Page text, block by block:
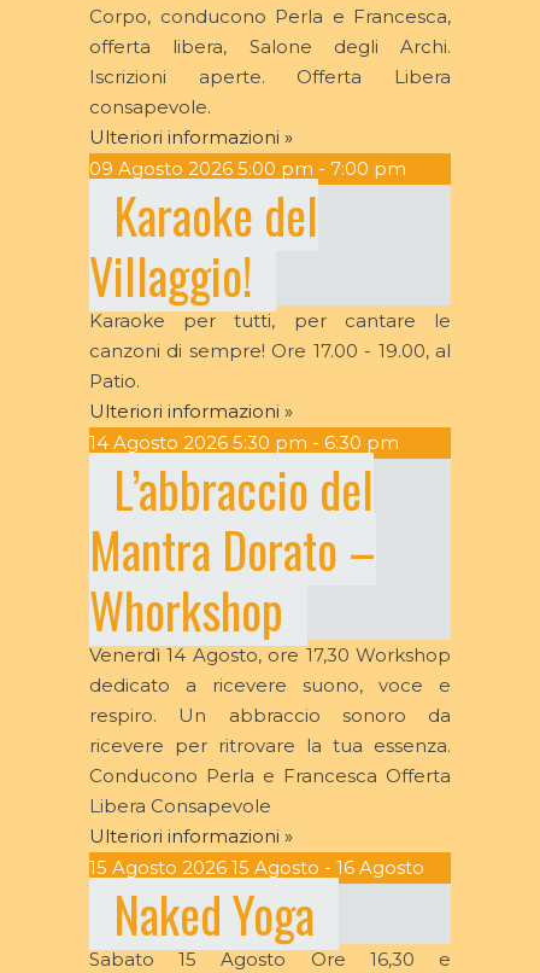
Corpo, conducono Perla e Francesca,
offerta libera, Salone degli Archi.
Iscrizioni aperte. Offerta Libera
consapevole.
Ulteriori informazioni »
09 Agosto 2026 5:00 pm - 7:00 pm
Karaoke del
Villaggio!
Karaoke per tutti, per cantare le
canzoni di sempre! Ore 17.00 - 19.00, al
Patio.
Ulteriori informazioni »
14 Agosto 2026 5:30 pm - 6:30 pm
L’abbraccio del
Mantra Dorato –
Whorkshop
Venerdì 14 Agosto, ore 17,30 Workshop
dedicato a ricevere suono, voce e
respiro. Un abbraccio sonoro da
ricevere per ritrovare la tua essenza.
Conducono Perla e Francesca Offerta
Libera Consapevole
Ulteriori informazioni »
15 Agosto 2026 15 Agosto - 16 Agosto
Naked Yoga
Sabato 15 Agosto Ore 16,30 e